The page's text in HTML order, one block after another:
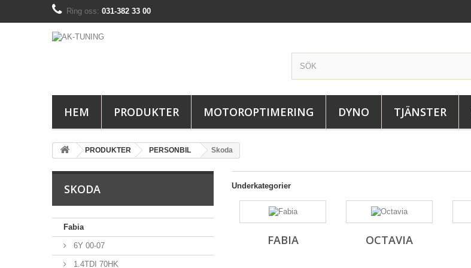
Ring oss: 031-382 33 00
HEM PRODUKTER MOTOROPTIMERING DYNO TJÄNSTER
PRODUKTER PERSONBIL Skoda
SKODA
Fabia
6Y 00-07
1.4TDI 70HK
Underkategorier
FABIA OCTAVIA